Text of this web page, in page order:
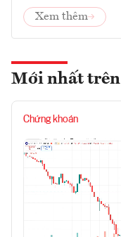
Xem thêm
Mới nhất trên
Chứng khoán